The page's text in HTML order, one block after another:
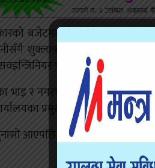
बजेटमा बनेको हो । ४२
शुक्लाफाँटा नगरपालिकाका
पदमा कार्यरत छन् ।
भाइ र नगरपालिकाका
प्रमुख नेगीले पारिवारिक
आएपछि निकासा रोकिएको र